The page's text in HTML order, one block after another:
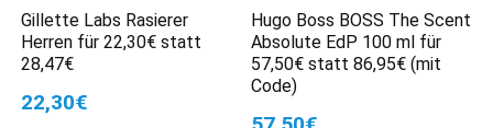
Gillette Labs Rasierer
Herren für 22,30€ statt
28,47€
22,30€
Hugo Boss BOSS The Scent
Absolute EdP 100 ml für
57,50€ statt 86,95€ (mit
Code)